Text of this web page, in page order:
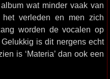
wat minder vaak van
verleden en men zich
worden de vocalen op
is dit nergens echt
is ‘Materia’ dan ook een